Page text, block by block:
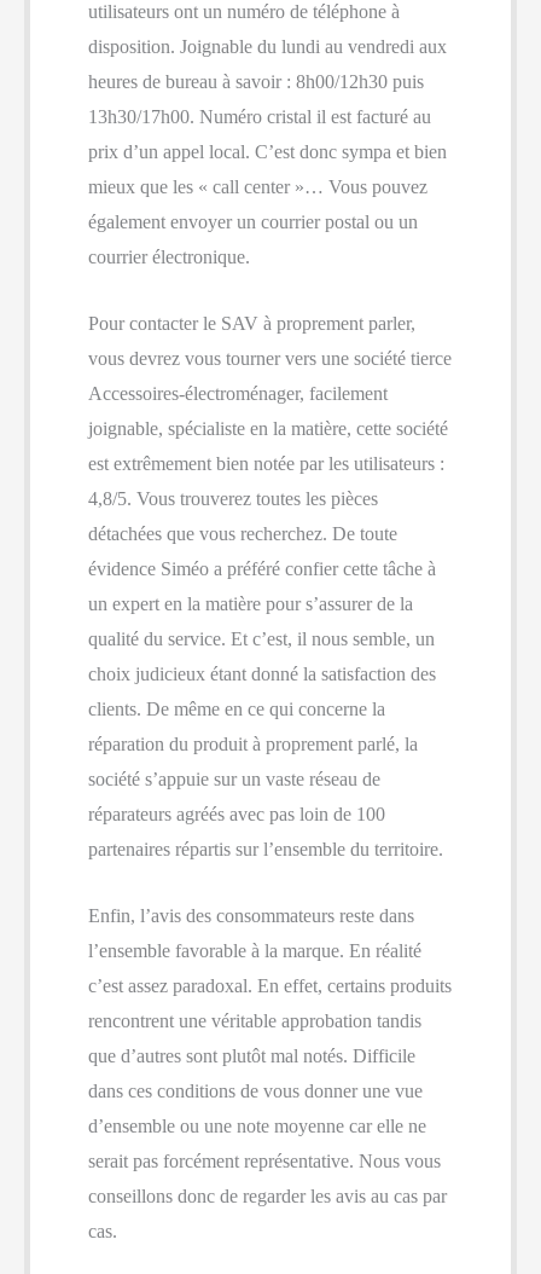
utilisateurs ont un numéro de téléphone à
disposition. Joignable du lundi au vendredi aux
heures de bureau à savoir : 8h00/12h30 puis
13h30/17h00. Numéro cristal il est facturé au
prix d’un appel local. C’est donc sympa et bien
mieux que les « call center »… Vous pouvez
également envoyer un courrier postal ou un
courrier électronique.
Pour contacter le SAV à proprement parler,
vous devrez vous tourner vers une société tierce
Accessoires-électroménager, facilement
joignable, spécialiste en la matière, cette société
est extrêmement bien notée par les utilisateurs :
4,8/5. Vous trouverez toutes les pièces
détachées que vous recherchez. De toute
évidence Siméo a préféré confier cette tâche à
un expert en la matière pour s’assurer de la
qualité du service. Et c’est, il nous semble, un
choix judicieux étant donné la satisfaction des
clients. De même en ce qui concerne la
réparation du produit à proprement parlé, la
société s’appuie sur un vaste réseau de
réparateurs agréés avec pas loin de 100
partenaires répartis sur l’ensemble du territoire.
Enfin, l’avis des consommateurs reste dans
l’ensemble favorable à la marque. En réalité
c’est assez paradoxal. En effet, certains produits
rencontrent une véritable approbation tandis
que d’autres sont plutôt mal notés. Difficile
dans ces conditions de vous donner une vue
d’ensemble ou une note moyenne car elle ne
serait pas forcément représentative. Nous vous
conseillons donc de regarder les avis au cas par
cas.